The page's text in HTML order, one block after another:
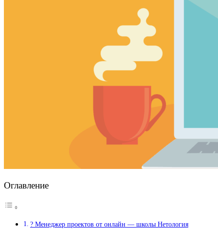
Оглавление
? Менеджер проектов от онлайн — школы Нетология